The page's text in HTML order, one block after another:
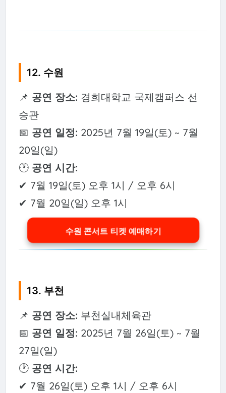
12. 수원
📌 공연 장소: 경희대학교 국제캠퍼스 선
승관
📅 공연 일정: 2025년 7월 19일(토) ~ 7월
20일(일)
🕐 공연 시간:
✔ 7월 19일(토) 오후 1시 / 오후 6시
✔ 7월 20일(일) 오후 1시
수원 콘서트 티켓 예매하기
13. 부천
📌 공연 장소: 부천실내체육관
📅 공연 일정: 2025년 7월 26일(토) ~ 7월
27일(일)
🕐 공연 시간:
✔ 7월 26일(토) 오후 1시 / 오후 6시